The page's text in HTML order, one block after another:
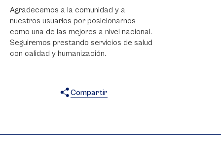
Agradecemos a la comunidad y a
nuestros usuarios por posicionarnos
como una de las mejores a nivel nacional.
Seguiremos prestando servicios de salud
con calidad y humanización.
Compartir